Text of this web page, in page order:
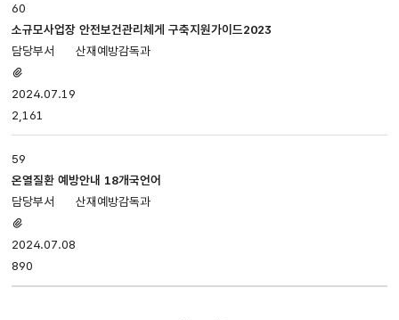
60
소규모사업장 안전보건관리체게 구축지원가이드2023
산재예방감독과
있음
2024.07.19
2,161
59
온열질환 예방안내 18개국언어
산재예방감독과
있음
2024.07.08
890